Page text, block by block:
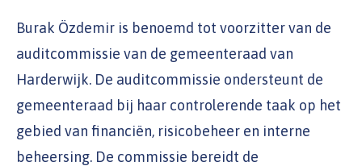
Burak Özdemir is benoemd tot voorzitter van de
auditcommissie van de gemeenteraad van
Harderwijk. De auditcommissie ondersteunt de
gemeenteraad bij haar controlerende taak op het
gebied van financiën, risicobeheer en interne
beheersing. De commissie bereidt de